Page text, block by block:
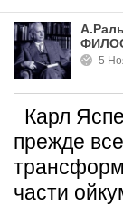
5
Карл
прежде
части